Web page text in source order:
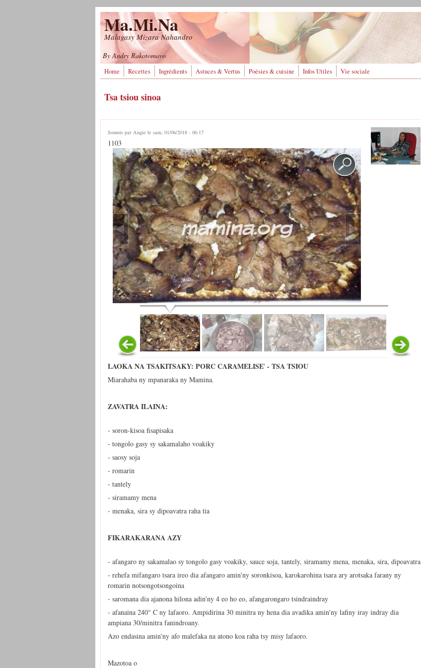
Ma.Mi.Na
Malagasy Mizara Nahandro
By Andry Rakotomavo
Home Recettes Ingrédients Astuces & Vertus Poésies & cuisine Infos Utiles Vie sociale
Tsa tsiou sinoa
Soumis par Angie le sam, 01/06/2018 - 06:17
1103
LAOKA NA TSAKITSAKY: PORC CARAMELISE' - TSA TSIOU
Miarahaba ny mpanaraka ny Mamina.
ZAVATRA ILAINA:
- soron-kisoa fisapisaka
- tongolo gasy sy sakamalaho voakiky
- saosy soja
- romarin
- tantely
- siramamy mena
- menaka, sira sy dipoavatra raha tia
FIKARAKARANA AZY
- afangaro ny sakamalao sy tongolo gasy voakiky, sauce soja, tantely, siramamy mena, menaka, sira, dipoavatra
- rehefa mifangaro tsara ireo dia afangaro amin'ny soronkisoa, karokarohina tsara ary arotsaka farany ny
romarin notsongotsongoina
- saromana dia ajanona hilona adin'ny 4 eo ho eo, afangarongaro tsindraindray
- afanaina 240° C ny lafaoro. Ampidirina 30 minitra ny hena dia avadika amin'ny lafiny iray indray dia
ampiana 30/minitra fanindroany.
Azo endasina amin'ny afo malefaka na atono koa raha tsy misy lafaoro.
Mazotoa o